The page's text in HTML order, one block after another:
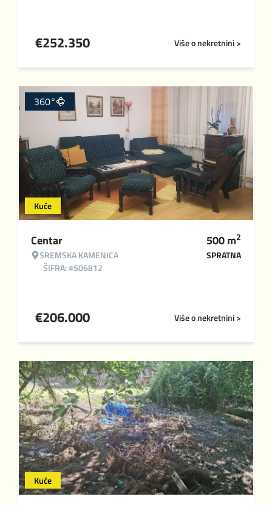
Više o nekretnini >
€252.350
Kuće
360°
Centar
SREMSKA KAMENICA
ŠIFRA: #506812
500m2
SPRATNA
Više o nekretnini >
€206.000
Kuće